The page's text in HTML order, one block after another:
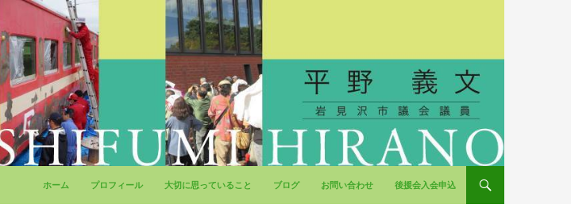
ホーム
プロフィール 大切に思っていること ブログ お問い合わせ 後援会入会申込